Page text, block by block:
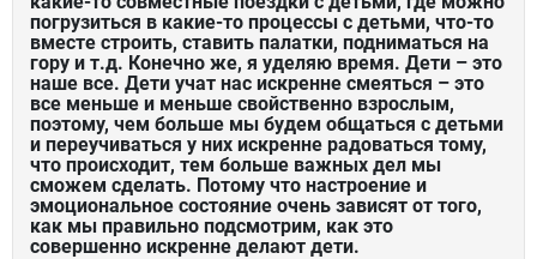
погрузиться в какие-то процессы с детьми, что-то
вместе строить, ставить палатки, подниматься на
гору и т.д. Конечно же, я уделяю время. Дети – это
наше все. Дети учат нас искренне смеяться – это
все меньше и меньше свойственно взрослым,
поэтому, чем больше мы будем общаться с детьми
и переучиваться у них искренне радоваться тому,
что происходит, тем больше важных дел мы
сможем сделать. Потому что настроение и
эмоциональное состояние очень зависят от того,
как мы правильно подсмотрим, как это
совершенно искренне делают дети.